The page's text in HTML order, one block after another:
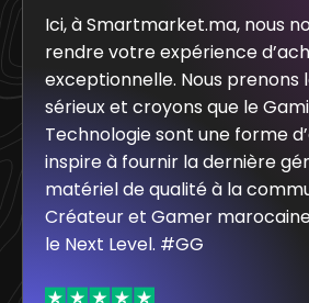
Ici, à Smartmarket.ma, nous
rendre votre expérience
exceptionnelle. Nous prenons
sérieux et croyons que le
Technologie sont une forme
inspire à fournir la dernière
matériel de qualité à la
Créateur et Gamer
le Next Level. #GG